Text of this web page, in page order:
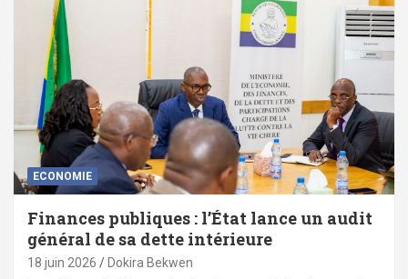
ECONOMIE
Finances publiques : l’État lance un audit
général de sa dette intérieure
18 juin 2026 Dokira Bekwen